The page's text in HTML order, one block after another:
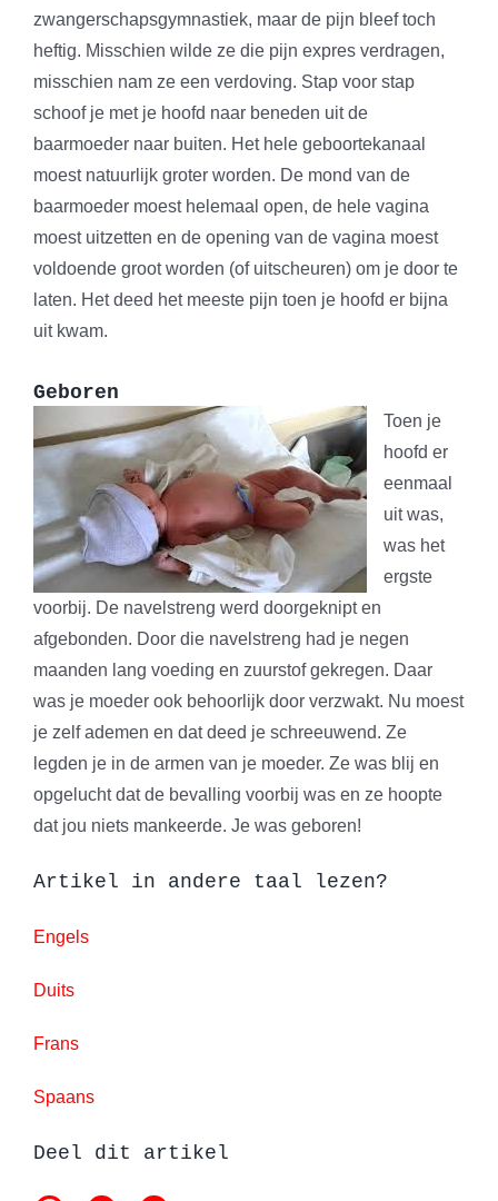
zwangerschapsgymnastiek, maar de pijn bleef toch
heftig. Misschien wilde ze die pijn expres verdragen,
misschien nam ze een verdoving. Stap voor stap
schoof je met je hoofd naar beneden uit de
baarmoeder naar buiten. Het hele geboortekanaal
moest natuurlijk groter worden. De mond van de
baarmoeder moest helemaal open, de hele vagina
moest uitzetten en de opening van de vagina moest
voldoende groot worden (of uitscheuren) om je door te
laten. Het deed het meeste pijn toen je hoofd er bijna
uit kwam.
Geboren
Toen je
hoofd er
eenmaal
uit was,
was het
ergste
voorbij. De navelstreng werd doorgeknipt en
afgebonden. Door die navelstreng had je negen
maanden lang voeding en zuurstof gekregen. Daar
was je moeder ook behoorlijk door verzwakt. Nu moest
je zelf ademen en dat deed je schreeuwend. Ze
legden je in de armen van je moeder. Ze was blij en
opgelucht dat de bevalling voorbij was en ze hoopte
dat jou niets mankeerde. Je was geboren!
Artikel in andere taal lezen?
Engels
Duits
Frans
Spaans
Deel dit artikel